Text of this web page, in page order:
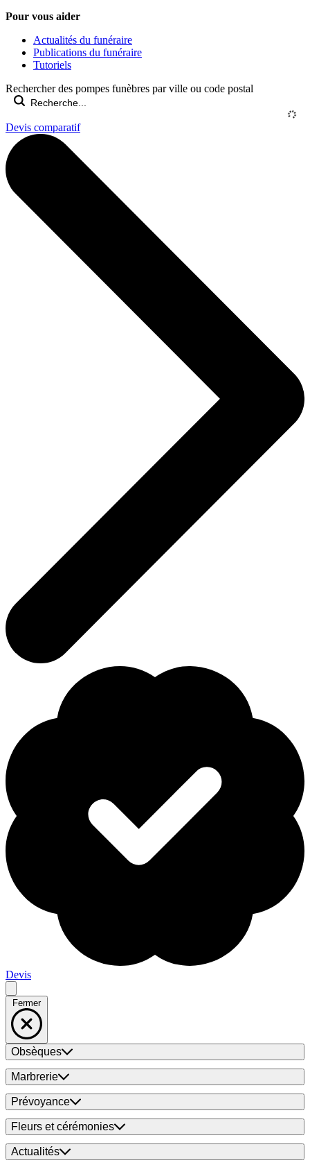
Pour vous aider
Actualités du funéraire
Publications du funéraire
Tutoriels
Rechercher des pompes funèbres par ville ou code postal
Devis comparatif
Devis
Fermer
Obsèques
Marbrerie
Prévoyance
Fleurs et cérémonies
Actualités